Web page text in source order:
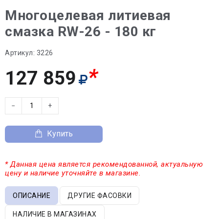
Многоцелевая литиевая
смазка RW-26 - 180 кг
Артикул: 3226
127 859 *
− +
Купить
* Данная цена является рекомендованной, актуальную
цену и наличие уточняйте в магазине.
ОПИСАНИЕ ДРУГИЕ ФАСОВКИ
НАЛИЧИЕ В МАГАЗИНАХ